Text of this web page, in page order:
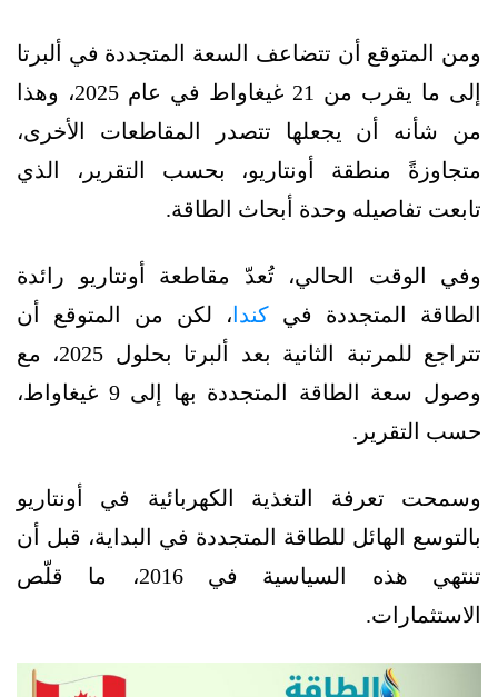
ومن المتوقع أن تتضاعف السعة المتجددة في ألبرتا
إلى ما يقرب من 21 غيغاواط في عام 2025، وهذا
من شأنه أن يجعلها تتصدر المقاطعات الأخرى،
متجاوزةً منطقة أونتاريو، بحسب التقرير، الذي
تابعت تفاصيله وحدة أبحاث الطاقة.
وفي الوقت الحالي، تُعدّ مقاطعة أونتاريو رائدة
الطاقة المتجددة في كندا ، لكن من المتوقع أن
تتراجع للمرتبة الثانية بعد ألبرتا بحلول 2025، مع
وصول سعة الطاقة المتجددة بها إلى 9 غيغاواط،
حسب التقرير.
وسمحت تعرفة التغذية الكهربائية في أونتاريو
بالتوسع الهائل للطاقة المتجددة في البداية، قبل أن
تنتهي هذه السياسية في 2016، ما قلّص
الاستثمارات.